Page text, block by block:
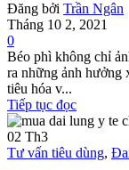
Đăng bởi Trần Ngân
Tháng 10 2, 2021
0
Béo phì không chỉ
ra những ảnh hưởng
tiêu hóa v...
Tiếp tục đọc
02 Th3
Tư vấn tiêu dùng,